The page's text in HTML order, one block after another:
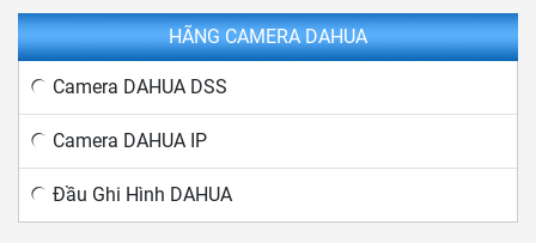
HÃNG CAMERA DAHUA
Camera DAHUA DSS
Camera DAHUA IP
Đầu Ghi Hình DAHUA